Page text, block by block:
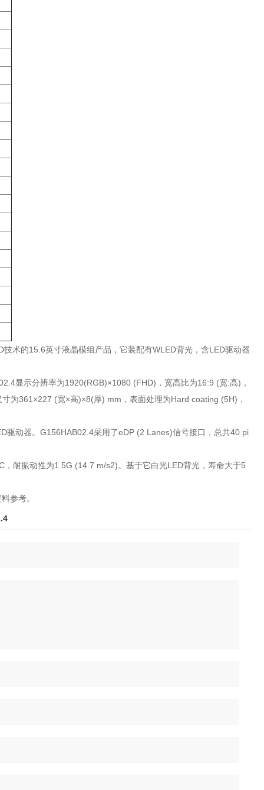
术的15.6英寸液晶模组产品，它装配有WLED背光，含LED驱动器
显示分辨率为1920(RGB)×1080 (FHD)，宽高比为16:9 (宽:高)，
为361×227 (宽×高)×8(厚) mm，表面处理为Hard coating (5H)，
驱动器。G156HAB02.4采用了eDP (2 Lanes)信号接口，总共40 pi
耐振动性为1.5G (14.7 m/s2)。基于它白光LED背光，寿命大于5
参考。